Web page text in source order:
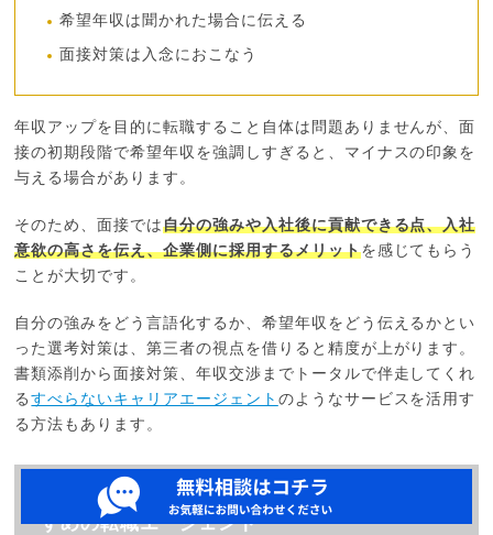
希望年収は聞かれた場合に伝える
面接対策は入念におこなう
年収アップを目的に転職すること自体は問題ありませんが、面
接の初期段階で希望年収を強調しすぎると、マイナスの印象を
与える場合があります。
そのため、面接では自分の強みや入社後に貢献できる点、入社
意欲の高さを伝え、企業側に採用するメリットを感じてもらう
ことが大切です。
自分の強みをどう言語化するか、希望年収をどう伝えるかとい
った選考対策は、第三者の視点を借りると精度が上がります。
書類添削から面接対策、年収交渉までトータルで伴走してくれ
るすべらないキャリアエージェント のようなサービスを活用す
る方法もあります。
月収30万から手取りアップを目指す人におす
すめの転職エージェント